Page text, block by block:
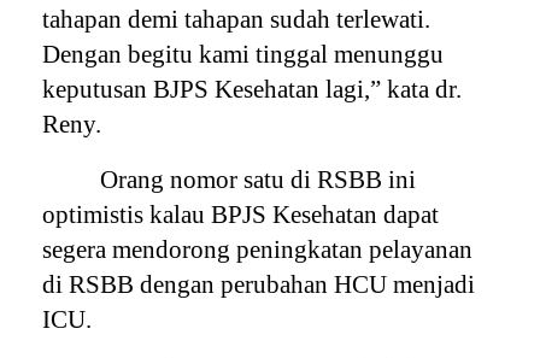
tahapan demi tahapan sudah terlewati.
Dengan begitu kami tinggal menunggu
keputusan BJPS Kesehatan lagi,” kata dr.
Reny.
Orang nomor satu di RSBB ini
optimistis kalau BPJS Kesehatan dapat
segera mendorong peningkatan pelayanan
di RSBB dengan perubahan HCU menjadi
ICU.